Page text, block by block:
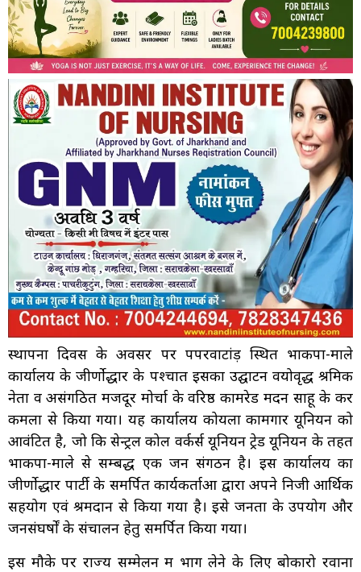
स्थापना दिवस के अवसर पर पपरवाटांड़ स्थित भाकपा-माले
कार्यालय के जीर्णोद्धार के पश्चात इसका उद्घाटन वयोवृद्ध श्रमिक
नेता व असंगठित मजदूर मोर्चा के वरिष्ठ कामरेड मदन साहू के कर
कमलों से किया गया। यह कार्यालय कोयला कामगार यूनियन को
आवंटित है, जो कि सेन्ट्रल कोल वर्कर्स यूनियन ट्रेड यूनियन के तहत
भाकपा-माले से सम्बद्ध एक जन संगठन है। इस कार्यालय का
जीर्णोद्धार पार्टी के समर्पित कार्यकर्ताओं द्वारा अपने निजी आर्थिक
सहयोग एवं श्रमदान से किया गया है। इसे जनता के उपयोग और
जनसंघर्षों के संचालन हेतु समर्पित किया गया।
इस मौके पर राज्य सम्मेलन में भाग लेने के लिए बोकारो रवाना